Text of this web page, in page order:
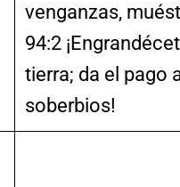
venganzas,
94:2
tierra; da el pago
soberbios!